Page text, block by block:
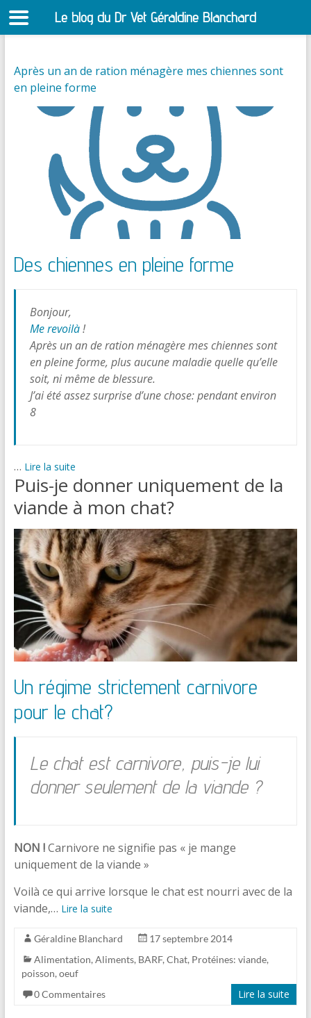
Après un an de ration ménagère mes chiennes sont
en pleine forme
Des chiennes en pleine forme
Bonjour,
Me revoilà!
Après un an de ration ménagère mes chiennes sont
en pleine forme, plus aucune maladie quelle qu’elle
soit, ni même de blessure.
J’ai été assez surprise d’une chose: pendant environ
8
… Lire la suite
Puis-je donner uniquement de la
viande à mon chat?
Un régime strictement carnivore
pour le chat?
Le chat est carnivore, puis-je lui
donner seulement de la viande ?
NON !Carnivore ne signifie pas « je mange
uniquement de la viande »
Voilà ce qui arrive lorsque le chat est nourri avec de la
viande,… Lire la suite
Géraldine Blanchard
17 septembre 2014
Alimentation, Aliments, BARF, Chat, Protéines: viande,
poisson, oeuf
0 Commentaires
Lire la suite
Le blog du Dr Vet Géraldine Blanchard